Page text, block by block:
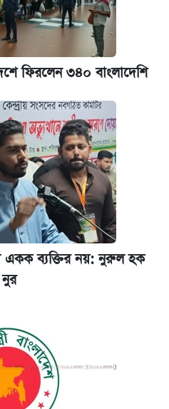
ফিরলেন ৩৪০ বাংলাদেশি
ব্যক্তির নয়: নুরুল হক
নুর